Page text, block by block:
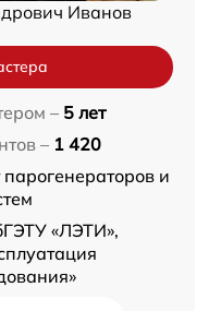
Иванов
– 5 лет
– 1 420
и
«ЛЭТИ»,